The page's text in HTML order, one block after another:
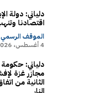
دلياني: دولة
اقتصادنا
الموقف الرسمي
4 أغسطس، 2026
دلياني:
مجازر غزة
الثانية من